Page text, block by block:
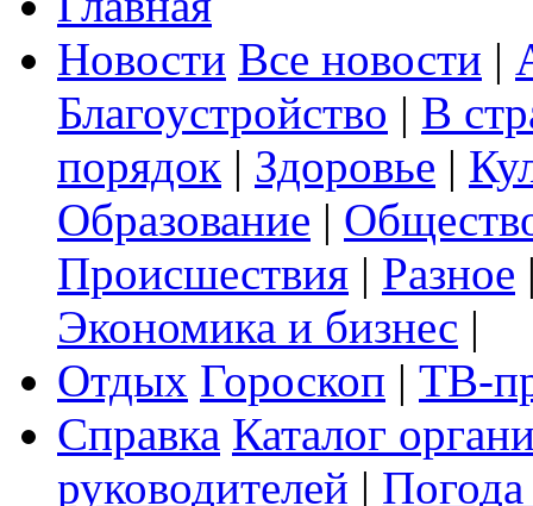
Новости Все новости |
Благоустройство | В
порядок | Здоровье |
Образование |
Происшествия | Разное
Экономика и бизнес |
Отдых Гороскоп | ТВ-
Справка Каталог
руководителей |